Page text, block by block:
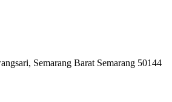
Semarang Barat Semarang 50144